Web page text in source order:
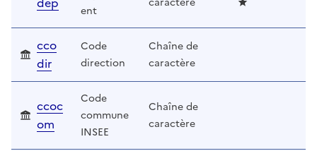
ent
cco
dir
Code
direction
Chaîne de
caractère
ccoc
om
Code
commune
INSEE
Chaîne de
caractère